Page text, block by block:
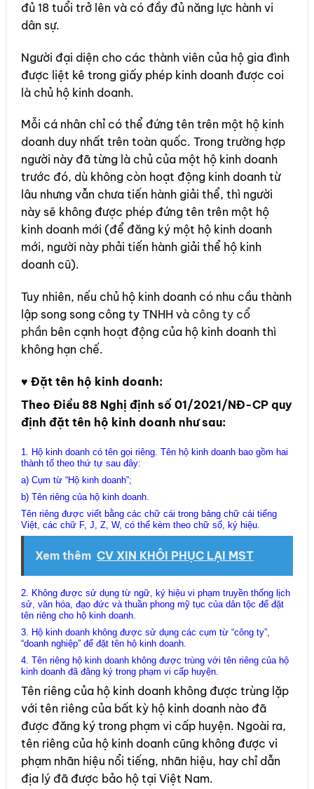
đủ 18 tuổi trở lên và có đầy đủ năng lực hành vi
dân sự.
Người đại diện cho các thành viên của hộ gia đình
được liệt kê trong giấy phép kinh doanh được coi
là chủ hộ kinh doanh.
Mỗi cá nhân chỉ có thể đứng tên trên một hộ kinh
doanh duy nhất trên toàn quốc. Trong trường hợp
người này đã từng là chủ của một hộ kinh doanh
trước đó, dù không còn hoạt động kinh doanh từ
lâu nhưng vẫn chưa tiến hành giải thể, thì người
này sẽ không được phép đứng tên trên một hộ
kinh doanh mới (để đăng ký một hộ kinh doanh
mới, người này phải tiến hành giải thể hộ kinh
doanh cũ).
Tuy nhiên, nếu chủ hộ kinh doanh có nhu cầu thành
lập song song công ty TNHH và công ty cổ
phần bên cạnh hoạt động của hộ kinh doanh thì
không hạn chế.
♥ Đặt tên hộ kinh doanh:
Theo Điều 88 Nghị định số 01/2021/NĐ-CP quy
định đặt tên hộ kinh doanh như sau:
1. Hộ kinh doanh có tên gọi riêng. Tên hộ kinh doanh bao gồm hai
thành tố theo thứ tự sau đây:
a) Cụm từ “Hộ kinh doanh”;
b) Tên riêng của hộ kinh doanh.
Tên riêng được viết bằng các chữ cái trong bảng chữ cái tiếng
Việt, các chữ F, J, Z, W, có thể kèm theo chữ số, ký hiệu.
Xem thêm CV XIN KHÔI PHỤC LẠI MST
2. Không được sử dụng từ ngữ, ký hiệu vi phạm truyền thống lịch
sử, văn hóa, đạo đức và thuần phong mỹ tục của dân tộc để đặt
tên riêng cho hộ kinh doanh.
3. Hộ kinh doanh không được sử dụng các cụm từ “công ty”,
“doanh nghiệp” để đặt tên hộ kinh doanh.
4. Tên riêng hộ kinh doanh không được trùng với tên riêng của hộ
kinh doanh đã đăng ký trong phạm vi cấp huyện.
Tên riêng của hộ kinh doanh không được trùng lặp
với tên riêng của bất kỳ hộ kinh doanh nào đã
được đăng ký trong phạm vi cấp huyện. Ngoài ra,
tên riêng của hộ kinh doanh cũng không được vi
phạm nhãn hiệu nổi tiếng, nhãn hiệu, hay chỉ dẫn
địa lý đã được bảo hộ tại Việt Nam.